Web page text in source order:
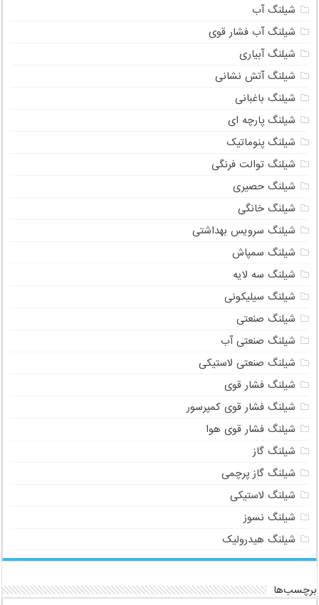
شیلنگ آب
شیلنگ آب فشار قوی
شیلنگ آبیاری
شیلنگ آتش نشانی
شیلنگ باغبانی
شیلنگ پارچه ای
شیلنگ پنوماتیک
شیلنگ توالت فرنگی
شیلنگ حصیری
شیلنگ خانگی
شیلنگ سرویس بهداشتی
شیلنگ سمپاش
شیلنگ سه لایه
شیلنگ سیلیکونی
شیلنگ صنعتی
شیلنگ صنعتی آب
شیلنگ صنعتی لاستیکی
شیلنگ فشار قوی
شیلنگ فشار قوی کمپرسور
شیلنگ فشار قوی هوا
شیلنگ گاز
شیلنگ گاز پرچمی
شیلنگ لاستیکی
شیلنگ نسوز
شیلنگ هیدرولیک
برچسب‌ها